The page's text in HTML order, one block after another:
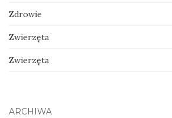
Zdrowie
Zwierzęta
Zwierzęta
ARCHIWA